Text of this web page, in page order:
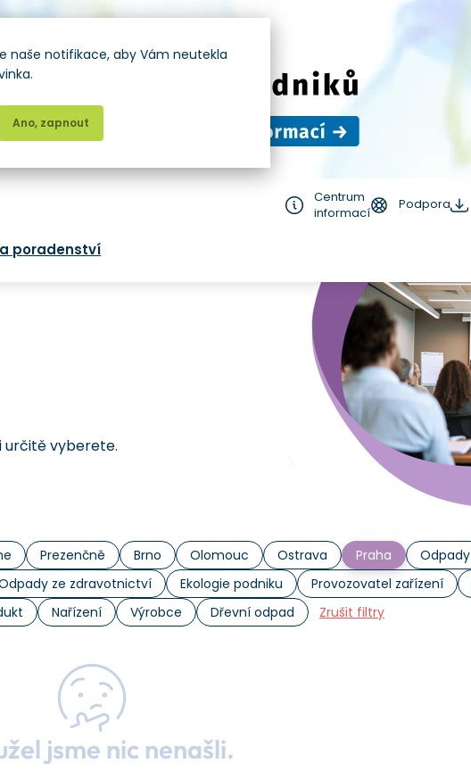
Centrum
informací
Podpora
poradenství
určitě vyberete.
Prezenčně Brno Olomouc Ostrava Praha Odpady
ze zdravotnictví Ekologie podniku Provozovatel zařízení
Nařízení Výrobce Dřevní odpad Zrušit filtry
jsme nic nenašli.
naše notifikace, aby Vám neutekla
Ano, zapnout